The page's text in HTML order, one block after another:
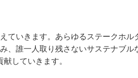
ていきます。あらゆるステークホ
誰一人取り残さないサステナブル
していきます。